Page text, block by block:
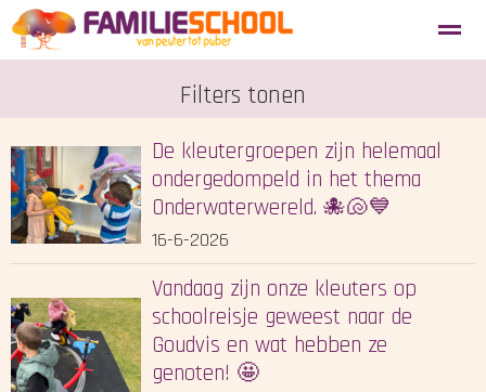
Aanmelden nieuwe leerlingen Blosse
Home Agenda Locatie Zoeken
Filters tonen
De kleutergroepen zijn helemaal
ondergedompeld in het thema
Onderwaterwereld. 🐙🐚💙
16-6-2026
Vandaag zijn onze kleuters op
schoolreisje geweest naar de
Goudvis en wat hebben ze
genoten! 🤩